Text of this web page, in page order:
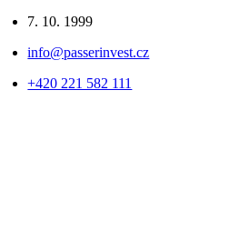
7. 10. 1999
info@passerinvest.cz
+420 221 582 111